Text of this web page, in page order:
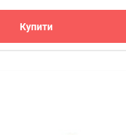
Купити